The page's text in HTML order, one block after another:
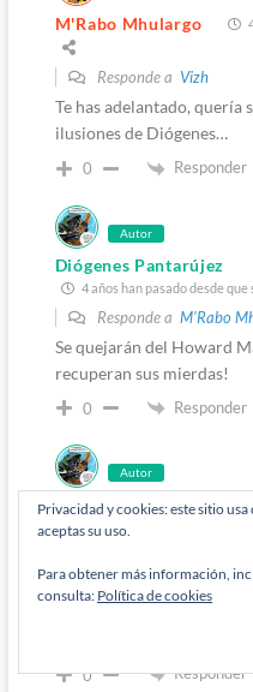
M'Rabo Mhulargo
Responde a Vizh
Te has adelantado, quería
ilusiones de Diógenes…
0 Responder
Autor
Diógenes Pantarújez
4 años han pasado desde
Responde a M'Rabo
Se quejarán del Howard
recuperan sus mierdas!
0 Responder
Autor
Diógenes Pantarújez
4 años han pasado desde que
Si es que toda esa historia
purria noventera, que si
0 Responder
Privacidad y cookies: este sitio
aceptas su uso.
Para obtener más información,
consulta: Política de cookies